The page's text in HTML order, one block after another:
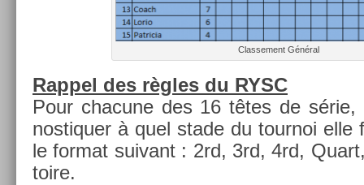
Clas­se­ment Général
Rap­pel des règles du RYSC
Pour chacune des 16 têtes de
nos­tiqu­er à quel stade du tour­noi elle
le for­mat suivant : 2rd, 3rd, 4rd,
toire.